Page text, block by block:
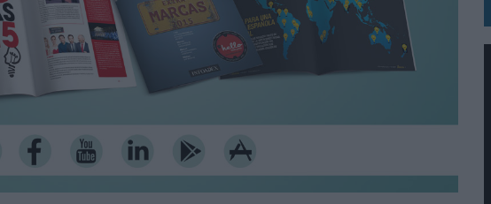
PARA TRANSFORMAR EL PATRIMONIO HISTÓRICO EN ACTIVOS CULTURALES Y ECONÓMICOS
A CASONÁ Y ASUME LA GESTIÓN DE SUS RELACIONES CON LOS MEDIOS
EL PARAÍSO CANARIO EN SU ÚLTIMA CAMPAÑA INTERNACIONAL
“LA CONSTRUCCIÓN DE MARCA A LARGO PLAZO Y LA MEDICIÓN SON DOS CARAS DE LA MISMA
PARA LOPESAN HOTELS & RESORTS
SE DISFRUTA DOS VECES’, DE INUSUALY PARA CERVEZA CAPAZ